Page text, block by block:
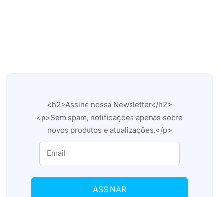
<h2>Assine nossa Newsletter</h2>
<p>Sem spam, notificações apenas sobre
novos produtos e atualizações.</p>
ASSINAR